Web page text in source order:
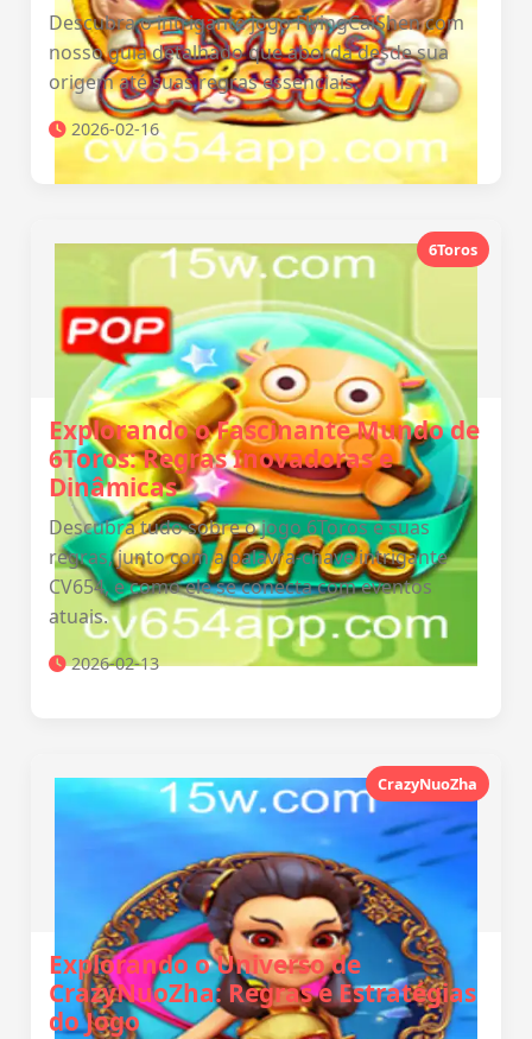
Descubra o intrigante jogo FlyingCaiShen com
nosso guia detalhado que aborda desde sua
origem até suas regras essenciais.
2026-02-16
6Toros
Explorando o Fascinante Mundo de
6Toros: Regras Inovadoras e
Dinâmicas
Descubra tudo sobre o jogo 6Toros e suas
regras, junto com a palavra-chave intrigante
CV654, e como ele se conecta com eventos
atuais.
2026-02-13
CrazyNuoZha
Explorando o Universo de
CrazyNuoZha: Regras e Estratégias
do Jogo